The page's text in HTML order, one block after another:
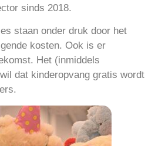
sinds 2018.
staan onder druk door het
kosten. Ook is er
Het (inmiddels
dat kinderopvang gratis wordt